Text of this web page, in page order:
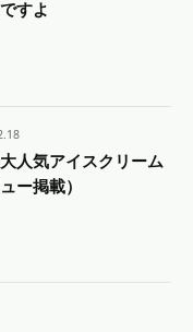
すよ
人気アイスクリーム
ー掲載）